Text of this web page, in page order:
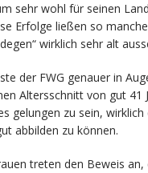
sehr wohl für seinen
Erfolge ließen so
wirklich sehr alt
der FWG genauer in
Altersschnitt von gut 41
gelungen zu sein,
abbilden zu können.
treten den Beweis